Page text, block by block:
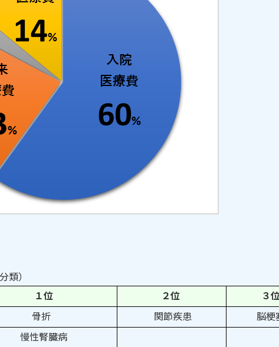
類）
１位
２位
３
骨折 関節疾患 脳梗
慢性腎臓病